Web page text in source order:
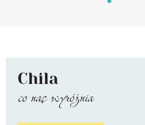
Chila
co nas wyróżnia